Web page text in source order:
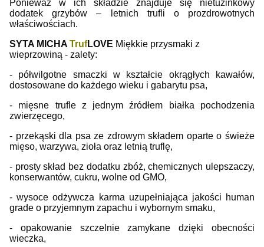
Ponieważ w ich składzie znajduje się nietuzinkowy
dodatek grzybów – letnich trufli o prozdrowotnych
właściwościach.
SYTA MICHA TrufLOVE Miękkie przysmaki z
wieprzowiną - zalety:
- półwilgotne smaczki w kształcie okrągłych kawałów,
dostosowane do każdego wieku i gabarytu psa,
- mięsne trufle z jednym źródłem białka pochodzenia
zwierzęcego,
- przekąski dla psa ze zdrowym składem oparte o świeże
mięso, warzywa, zioła oraz letnią truflę,
- prosty skład bez dodatku zbóż, chemicznych ulepszaczy,
konserwantów, cukru, wolne od GMO,
- wysoce odżywcza karma uzupełniająca jakości human
grade o przyjemnym zapachu i wybornym smaku,
- opakowanie szczelnie zamykane dzięki obecności
wieczka,